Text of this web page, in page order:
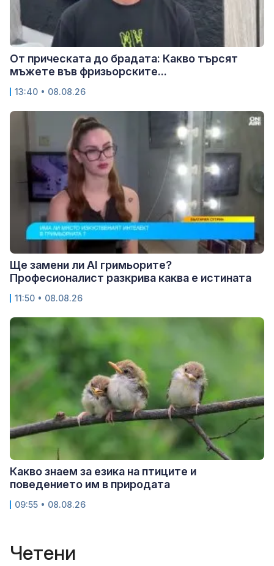
От прическата до брадата: Какво търсят
мъжете във фризьорските...
13:40 • 08.08.26
Ще замени ли AI гримьорите?
Професионалист разкрива каква е истината
11:50 • 08.08.26
Какво знаем за езика на птиците и
поведението им в природата
09:55 • 08.08.26
Четени